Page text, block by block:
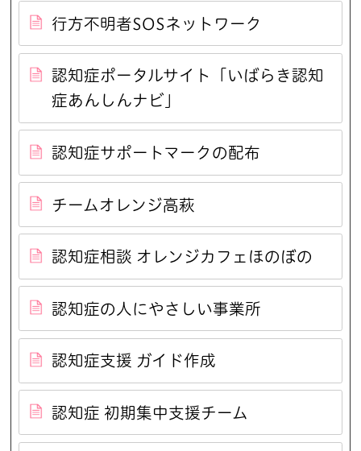
行方不明者SOSネットワーク
認知症ポータルサイト「いばらき認知
症あんしんナビ」
認知症サポートマークの配布
チームオレンジ高萩
認知症相談 オレンジカフェほのぼの
認知症の人にやさしい事業所
認知症支援 ガイド作成
認知症 初期集中支援チーム